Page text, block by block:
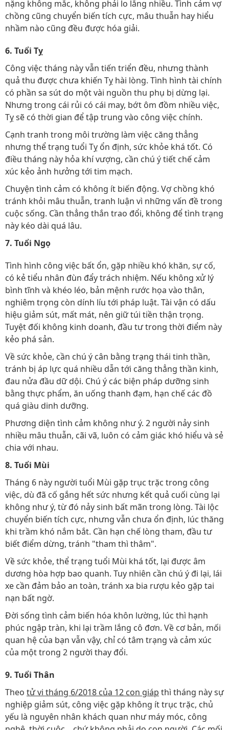
nặng không mắc, không phải lo lắng nhiều. Tình cảm vợ
chồng cũng chuyển biến tích cực, mâu thuẫn hay hiểu
nhầm nào cũng đều được hóa giải.
6. Tuổi Tỵ
Công việc tháng này vẫn tiến triển đều, nhưng thành
quả thu được chưa khiến Tỵ hài lòng. Tình hình tài chính
có phần sa sút do một vài nguồn thu phụ bị dừng lại.
Nhưng trong cái rủi có cái may, bớt ôm đồm nhiều việc,
Tỵ sẽ có thời gian để tập trung vào công việc chính.
Cạnh tranh trong môi trường làm việc căng thẳng
nhưng thể trạng tuổi Tỵ ổn định, sức khỏe khá tốt. Có
điều tháng này hỏa khí vượng, cần chú ý tiết chế cảm
xúc kẻo ảnh hưởng tới tim mạch.
Chuyện tình cảm có không ít biến động. Vợ chồng khó
tránh khỏi mâu thuẫn, tranh luận vì những vấn đề trong
cuộc sống. Cần thẳng thắn trao đổi, không để tình trạng
này kéo dài quá lâu.
7. Tuổi Ngọ
Tình hình công việc bất ổn, gặp nhiều khó khăn, sự cố,
có kẻ tiểu nhân đùn đẩy trách nhiệm. Nếu không xử lý
bình tĩnh và khéo léo, bản mệnh rước họa vào thân,
nghiêm trọng còn dính líu tới pháp luật. Tài vận có dấu
hiệu giảm sút, mất mát, nên giữ túi tiền thận trọng.
Tuyệt đối không kinh doanh, đầu tư trong thời điểm này
kẻo phá sản.
Về sức khỏe, cần chú ý cân bằng trạng thái tinh thần,
tránh bị áp lực quá nhiều dẫn tới căng thẳng thần kinh,
đau nửa đầu dữ dội. Chú ý các biện pháp dưỡng sinh
bằng thực phẩm, ăn uống thanh đạm, hạn chế các đồ
quá giàu dinh dưỡng.
Phương diện tình cảm không như ý. 2 người nảy sinh
nhiều mâu thuẫn, cãi vã, luôn có cảm giác khó hiểu và sẻ
chia với nhau.
8. Tuổi Mùi
Tháng 6 này người tuổi Mùi gặp trục trặc trong công
việc, dù đã cố gắng hết sức nhưng kết quả cuối cùng lại
không như ý, từ đó nảy sinh bất mãn trong lòng. Tài lộc
chuyển biến tích cực, nhưng vẫn chưa ổn định, lúc thăng
khi trầm khó nắm bắt. Cần hạn chế lòng tham, đầu tư
biết điểm dừng, tránh "tham thì thâm".
Về sức khỏe, thể trạng tuổi Mùi khá tốt, lại được âm
dương hòa hợp bao quanh. Tuy nhiên cần chú ý đi lại, lái
xe cần đảm bảo an toàn, tránh xa bia rượu kẻo gặp tai
nạn bất ngờ.
Đời sống tình cảm biến hóa khôn lường, lúc thì hạnh
phúc ngập tràn, khi lại trầm lắng cô đơn. Về cơ bản, mối
quan hệ của bạn vẫn vậy, chỉ có tâm trạng và cảm xúc
của một trong 2 người thay đổi.
9. Tuổi Thân
Theo tử vi tháng 6/2018 của 12 con giáp thì tháng này sự
nghiệp giảm sút, công việc gặp không ít trục trặc, chủ
yếu là nguyên nhân khách quan như máy móc, công